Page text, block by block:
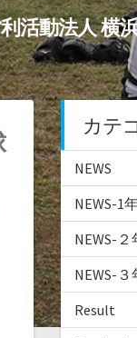
活動法人 横
カテ
NEWS
NEWS-1
NEWS-２
NEWS-３
Result